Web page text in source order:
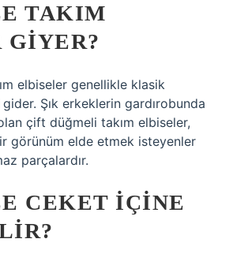
TAKIM
elbiseler genellikle klasik
Şık erkeklerin gardırobunda
çift düğmeli takım elbiseler,
görünüm elde etmek isteyenler
parçalardır.
CEKET IÇINE